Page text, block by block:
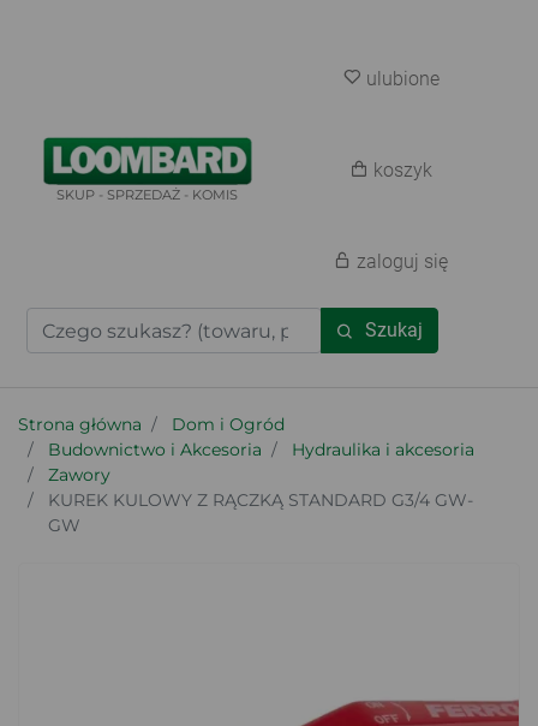
SKUP - SPRZEDAŻ - KOMIS
Szukaj
ulubione
koszyk
zaloguj się
Strona główna
Dom i Ogród
Budownictwo i Akcesoria
Hydraulika i akcesoria
Zawory
KUREK KULOWY Z RĄCZKĄ STANDARD G3/4 GW-
GW